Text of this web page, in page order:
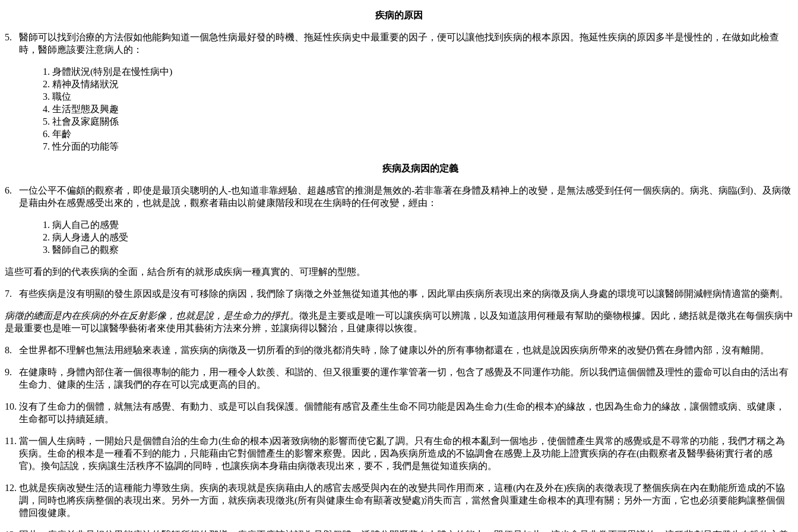
疾病的原因
5.
醫師可以找到治療的方法假如他能夠知道一個急性病最好發的時機、拖延性疾病史中最重要的因子，便可以讓他找到疾病的根本原因。拖延性疾病的原因多半是慢性的，在做如此檢查
時，醫師應該要注意病人的：
身體狀況(特別是在慢性病中)
精神及情緒狀況
職位
生活型態及興趣
社會及家庭關係
年齡
性分面的功能等
疾病及病因的定義
6. 一位公平不偏頗的觀察者，即使是最頂尖聰明的人 -也知道非靠經驗、超越感官的推測是無效的-若非靠著在身體及精神上的改變，是無法感受到任何一個疾病的。病兆、病臨(到 ) 、及病徵
是藉由外在感覺感受出來的，也就是說，觀察者藉由以前健康階段和現在生病時的任何改變，經由：
病人自己的感覺
病人身邊人的感受
醫師自己的觀察
這些可看的到的代表疾病的全面，結合所有的就形成疾病一種真實的、可理解的型態。
7. 有些疾病是沒有明顯的發生原因或是沒有可移除的病因，我們除了病徵之外並無從知道其他的事，因此單由疾病所表現出來的病徵及病人身處的環境可以讓醫師開減輕病情適當的藥劑。
病徵的總面是內在疾病的外在反射影像，也就是說，是生命力的掙扎。 徵兆是主要或是唯一可以讓疾病可以辨識，以及知道該用何種最有幫助的藥物根據。因此，總括就是徵兆在每個疾病中
是最重要也是唯一可以讓醫學藝術者來使用其藝術方法來分辨，並讓病得以醫治，且健康得以恢復。
8. 全世界都不理解也無法用經驗來表達，當疾病的病徵及一切所看的到的徵兆都消失時，除了健康以外的所有事物都還在，也就是說因疾病所帶來的改變仍舊在身體內部，沒有離開。
9.
在健康時，身體內部住著一個很專制的能力，用一種令人欽羨、和諧的、但又很重要的運作掌管著一切，包含了感覺及不同運作功能。所以我們這個個體及理性的靈命可以自由的活出有
生命力、健康的生活，讓我們的存在可以完成更高的目的。
10. 沒有了生命力的個體，就無法有感覺、有動力、或是可以自我保護。個體能有感官及產生生命不同功能是因為生命力(生命的根本)的緣故，也因為生命力的緣故，讓個體或病、或健康，
生命都可以持續延續。
11. 當一個人生病時，一開始只是個體自治的生命力(生命的根本)因著致病物的影響而使它亂了調。只有生命的根本亂到一個地步，使個體產生異常的感覺或是不尋常的功能，我們才稱之為
疾病。生命的根本是一種看不到的能力，只能藉由它對個體產生的影響來察覺。因此，因為疾病所造成的不協調會在感覺上及功能上證實疾病的存在(由觀察者及醫學藝術實行者的感
官)。換句話說，疾病讓生活秩序不協調的同時，也讓疾病本身藉由病徵表現出來，要不，我們是無從知道疾病的。
12. 也就是疾病改變生活的這種能力導致生病。疾病的表現就是疾病藉由人的感官去感受與內在的改變共同作用而來，這種(內在及外在)疾病的表徵表現了整個疾病在內在動能所造成的不協
調，同時也將疾病整個的表現出來。另外一方面，就疾病表現徵兆(所有與健康生命有顯著改變處)消失而言，當然會與重建生命根本的真理有關；另外一方面，它也必須要能夠讓整個個
體回復健康。